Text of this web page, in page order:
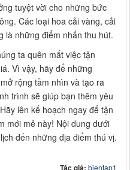
tuyệt vời cho những bức
Các loại hoa cải vàng, cải
là những điểm nhấn thu hút.
ta quên mất việc tận
Vì vậy, hãy để những
rộng tầm nhìn và tạo ra
trình sẽ giúp bạn thêm yêu
lên kế hoạch ngay để tận
mới mẻ này! Nội dung dưới
đến những địa điểm thú vị.
Tác giả: bientap1